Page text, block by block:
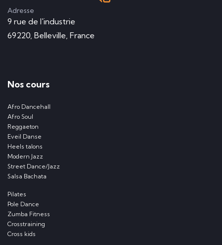
Adresse
9 rue de l'industrie
69220, Belleville, France
Nos cours
Afro Dancehall
Afro Soul
Reggaeton
Eveil Danse
Heels talons
Modern Jazz
Street Dance/Jazz
Salsa Bachata
Pilates
Pole Dance
Zumba Fitness
Crosstraining
Cross kids